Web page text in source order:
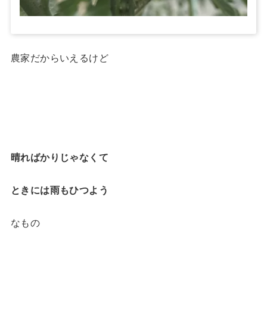
農家だからいえるけど
晴ればかりじゃなくて
ときには雨もひつよう
なもの